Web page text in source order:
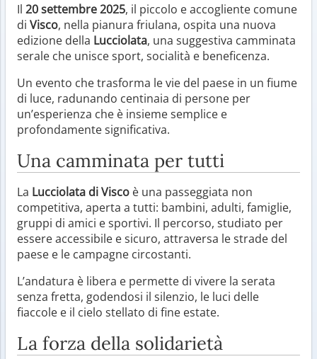
Il 20 settembre 2025, il piccolo e accogliente comune
di Visco, nella pianura friulana, ospita una nuova
edizione della Lucciolata, una suggestiva camminata
serale che unisce sport, socialità e beneficenza.
Un evento che trasforma le vie del paese in un fiume
di luce, radunando centinaia di persone per
un’esperienza che è insieme semplice e
profondamente significativa.
Una camminata per tutti
La Lucciolata di Visco è una passeggiata non
competitiva, aperta a tutti: bambini, adulti, famiglie,
gruppi di amici e sportivi. Il percorso, studiato per
essere accessibile e sicuro, attraversa le strade del
paese e le campagne circostanti.
L’andatura è libera e permette di vivere la serata
senza fretta, godendosi il silenzio, le luci delle
fiaccole e il cielo stellato di fine estate.
La forza della solidarietà